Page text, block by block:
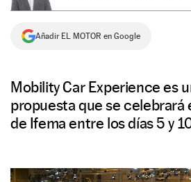
Añadir EL MOTOR en Google
Mobility Car Experience es
propuesta que se celebrará
de Ifema entre los días 5 y